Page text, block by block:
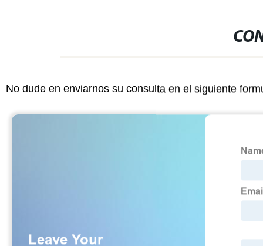
No dude en enviarnos su consulta en el siguiente